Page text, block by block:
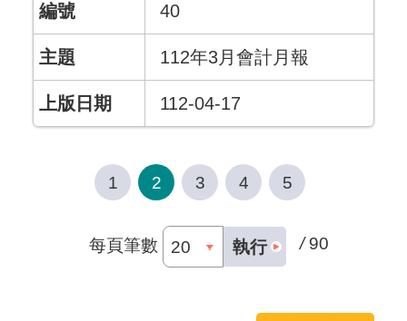
40
112年3月會計月報
112-04-17
1 2 3 4 5
每頁筆數 執行 / 90